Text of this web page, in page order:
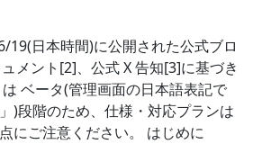
19(日本時間)に公開された公式ブロ
メント[2]、公式 X 告知[3]に基づき
ベータ(管理画面の日本語表記で
)段階のため、仕様・対応プランは
にご注意ください。 はじめに